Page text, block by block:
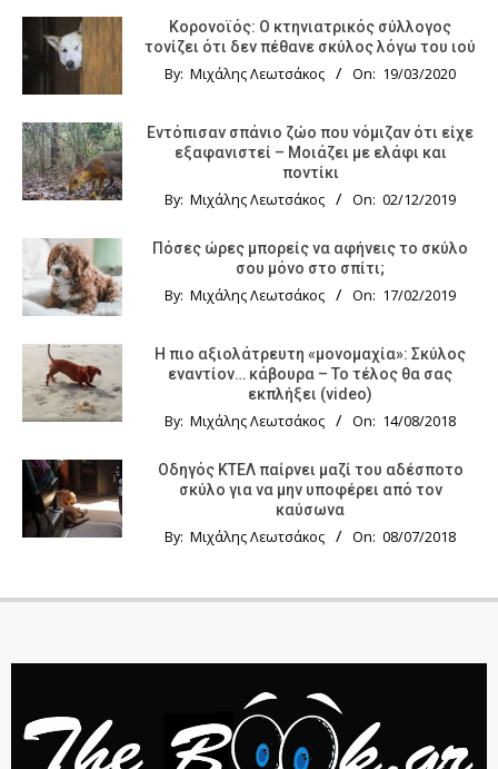
Κορονοϊός: Ο κτηνιατρικός σύλλογος
τονίζει ότι δεν πέθανε σκύλος λόγω του ιού
By: Μιχάλης Λεωτσάκος On: 19/03/2020
Εντόπισαν σπάνιο ζώο που νόμιζαν ότι είχε
εξαφανιστεί – Μοιάζει με ελάφι και
ποντίκι
By: Μιχάλης Λεωτσάκος On: 02/12/2019
Πόσες ώρες μπορείς να αφήνεις το σκύλο
σου μόνο στο σπίτι;
By: Μιχάλης Λεωτσάκος On: 17/02/2019
Η πιο αξιολάτρευτη «μονομαχία»: Σκύλος
εναντίον… κάβουρα – Το τέλος θα σας
εκπλήξει (video)
By: Μιχάλης Λεωτσάκος On: 14/08/2018
Οδηγός KTΕΛ παίρνει μαζί του αδέσποτο
σκύλο για να μην υποφέρει από τον
καύσωνα
By: Μιχάλης Λεωτσάκος On: 08/07/2018